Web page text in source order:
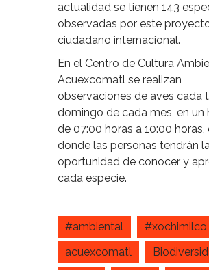
actualidad se tienen 143
observadas por este
ciudadano internacional.
En el Centro de Cultura
Acuexcomatl se realizan
observaciones de aves cada
domingo de cada mes, en un
de 07:00 horas a 10:00 horas,
donde las personas tendrán
oportunidad de conocer y
cada especie.
#ambiental
#xochimilco
acuexcomatl